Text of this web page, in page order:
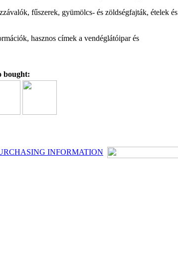
fűszerek, gyümölcs- és zöldségfajták, ételek és
hasznos címek a vendéglátóipar és
bought:
INFORMATION